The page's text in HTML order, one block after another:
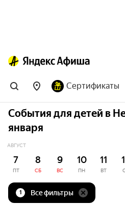
Сертификаты
События для детей в
января
АВГУСТ
7
ПТ
8
СБ
9
ВС
10
ПН
11
ВТ
1 Все фильтры